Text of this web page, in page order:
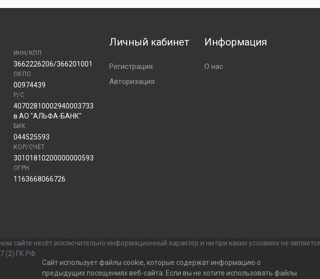
ИНН/КПП
3662226206/366201001
ОКПО
00974439
Р/С
40702810002940003733
в АО "АЛЬФА-БАНК"
БИК
044525593
КОР/СЧЁТ
30101810200000000593
ОГРН
1163668066726
Личный кабинет
Регистрация
Авторизация
Информация
О нас
сайте несёт исключительно информационный характер и ни при каких условиях не
(2) ГК РФ.
Сайт использует файлы cookie, которые содержат информацию о
предыдущих посещениях веб-сайта. Если вы не хотите использовать файлы